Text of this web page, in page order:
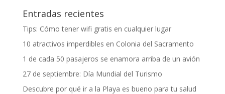
Entradas recientes
Tips: Cómo tener wifi gratis en cualquier lugar
10 atractivos imperdibles en Colonia del Sacramento
1 de cada 50 pasajeros se enamora arriba de un avión
27 de septiembre: Día Mundial del Turismo
Descubre por qué ir a la Playa es bueno para tu salud